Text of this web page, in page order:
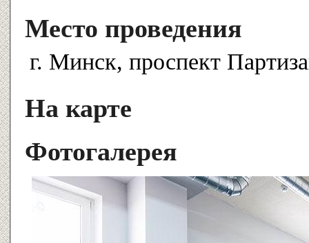
Место проведения
г. Минск, проспект
На карте
Фотогалерея